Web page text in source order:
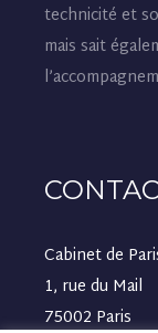
technicité et
mais sait
Cabinet de
1, rue du Mail
75002 Paris